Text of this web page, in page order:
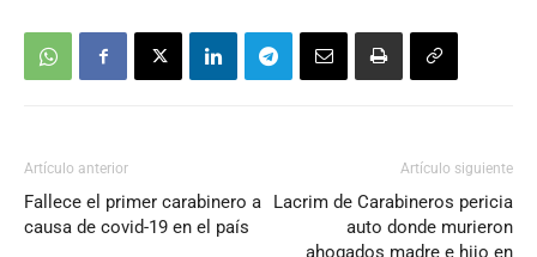
Artículo anterior
Fallece el primer carabinero a
causa de covid-19 en el país
Artículo siguiente
Lacrim de Carabineros pericia
auto donde murieron
ahogados madre e hijo en